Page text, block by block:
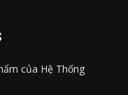
của Hệ Thống